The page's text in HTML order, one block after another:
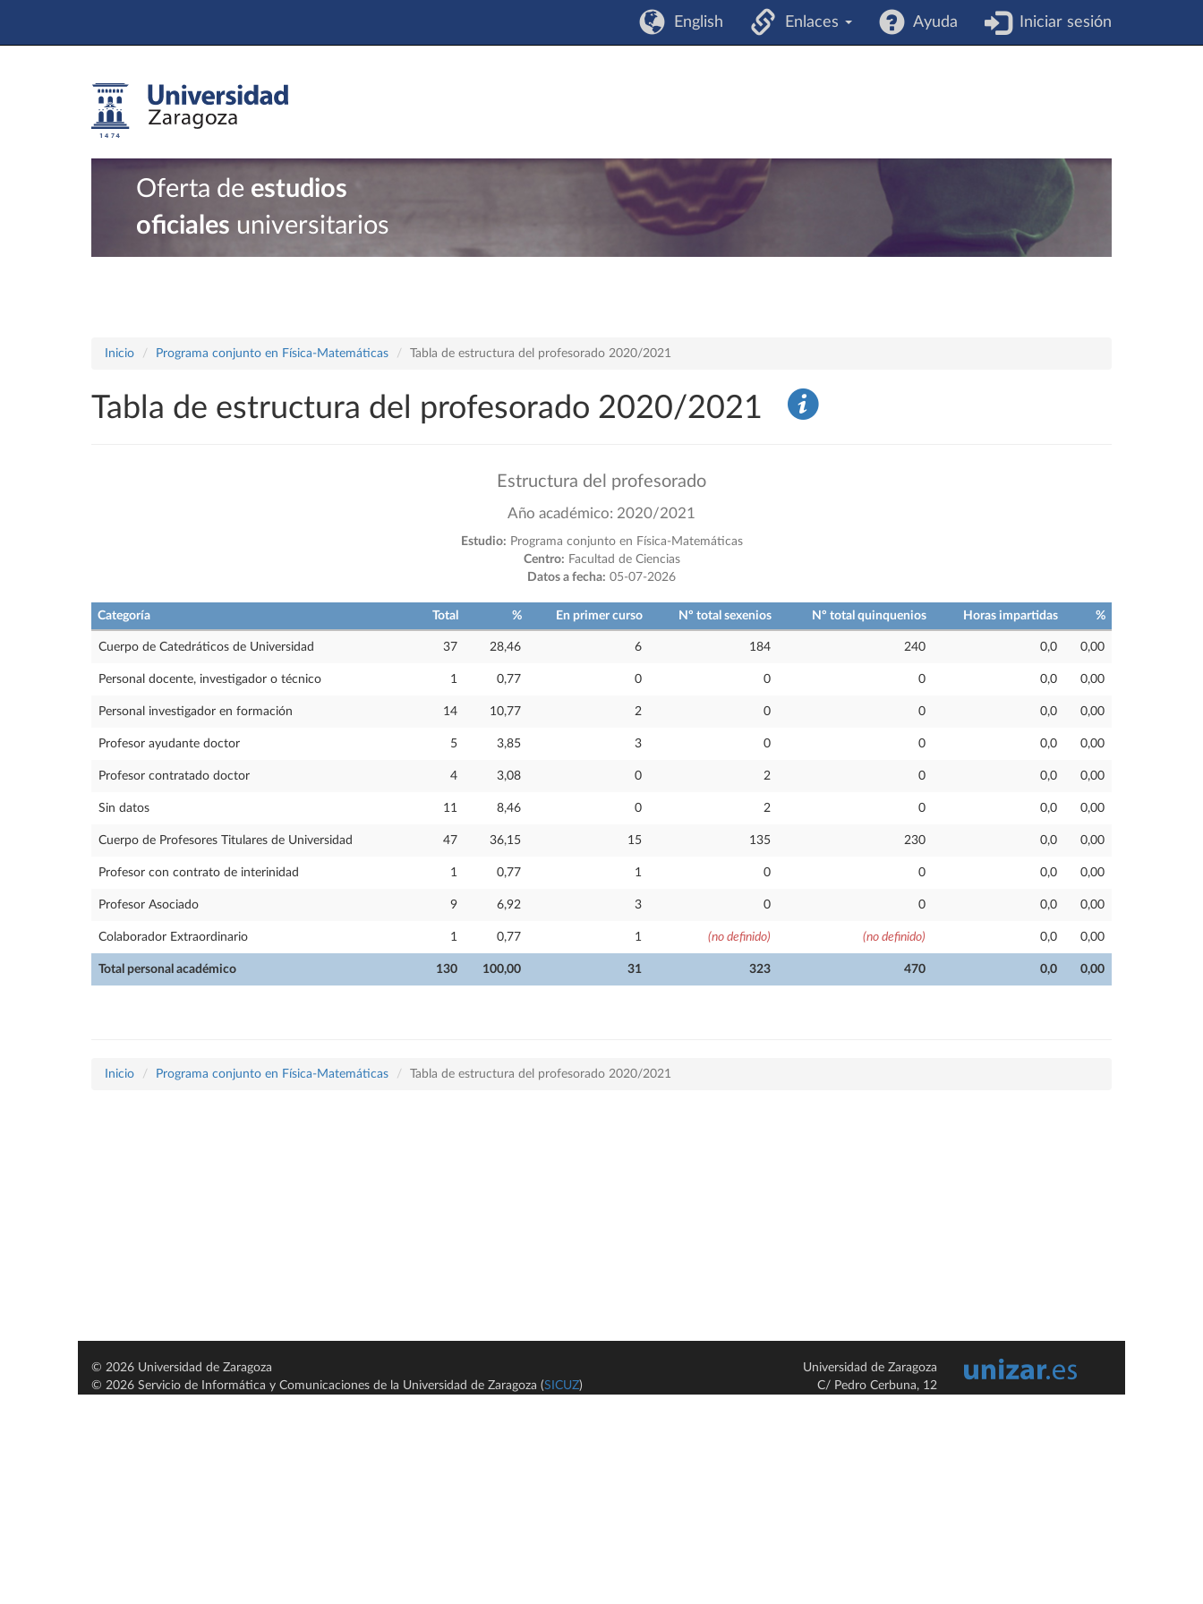
English Enlaces Ayuda Iniciar sesión
Oferta de estudios
oficiales universitarios
Inicio Programa conjunto en Física-Matemáticas Tabla de estructura del profesorado 2020/2021
Tabla de estructura del profesorado 2020/2021
Estructura del profesorado
Año académico: 2020/2021
Estudio: Programa conjunto en Física-Matemáticas
Centro: Facultad de Ciencias
Datos a fecha: 05-07-2026
Categoría Total % En primer curso Nº total sexenios Nº total quinquenios Horas impartidas %
Total personal académico 130 100,00 31 323 470 0,0 0,00
Cuerpo de Catedráticos de Universidad 37 28,46 6 184 240 0,0 0,00
Personal docente, investigador o técnico 1 0,77 0 0 0 0,0 0,00
Personal investigador en formación 14 10,77 2 0 0 0,0 0,00
Profesor ayudante doctor 5 3,85 3 0 0 0,0 0,00
Profesor contratado doctor 4 3,08 0 2 0 0,0 0,00
Sin datos 11 8,46 0 2 0 0,0 0,00
Cuerpo de Profesores Titulares de Universidad 47 36,15 15 135 230 0,0 0,00
Profesor con contrato de interinidad 1 0,77 1 0 0 0,0 0,00
Profesor Asociado 9 6,92 3 0 0 0,0 0,00
Colaborador Extraordinario 1 0,77 1 (no definido) (no definido) 0,0 0,00
Inicio Programa conjunto en Física-Matemáticas Tabla de estructura del profesorado 2020/2021
© 2026 Universidad de Zaragoza
© 2026 Servicio de Informática y Comunicaciones de la Universidad de Zaragoza (SICUZ)
Universidad de Zaragoza
C/ Pedro Cerbuna, 12